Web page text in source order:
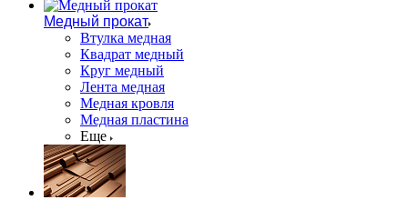
Медный прокат
Втулка медная
Квадрат медный
Круг медный
Лента медная
Медная кровля
Медная пластина
Еще